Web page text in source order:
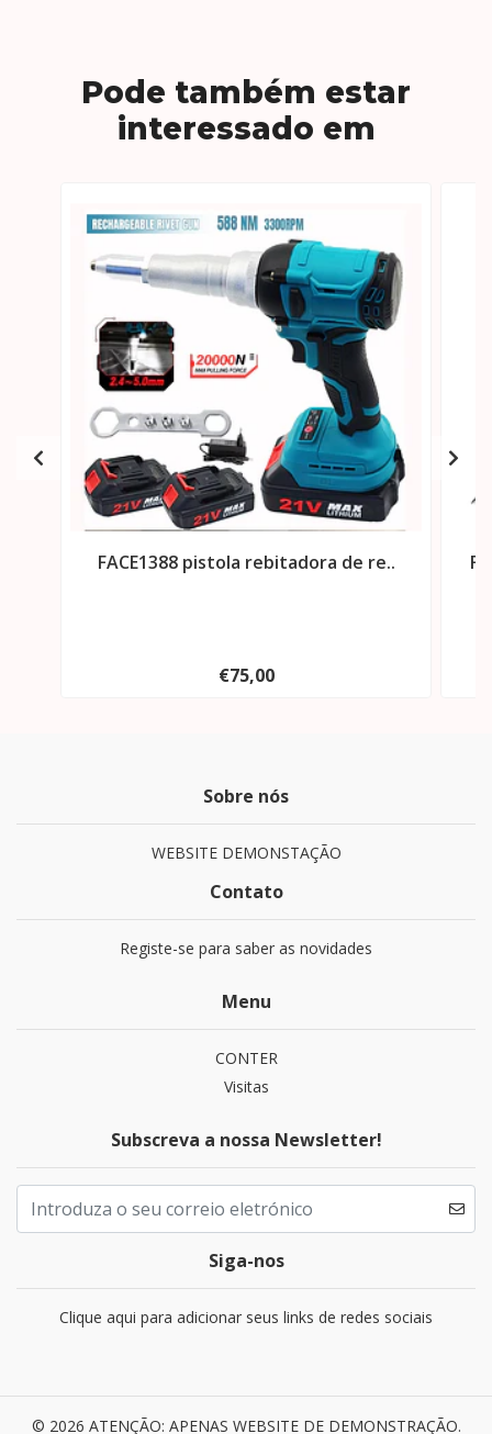
Pode também estar
interessado em
FACE1388 pistola rebitadora de re..
€75,00
Sobre nós
WEBSITE DEMONSTAÇÃO
Contato
Registe-se para saber as novidades
Menu
CONTER
Visitas
Subscreva a nossa Newsletter!
Siga-nos
Clique aqui para adicionar seus links de redes sociais
© 2026 ATENÇÃO: APENAS WEBSITE DE DEMONSTRAÇÃO.